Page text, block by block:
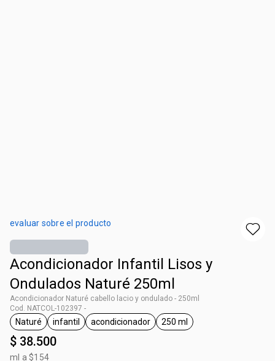
evaluar sobre el producto
Acondicionador Infantil Lisos y
Ondulados Naturé 250ml
Acondicionador Naturé cabello lacio y ondulado - 250ml
Cod. NATCOL-102397 -
general.tag Naturé
Naturé
general.tag infantil
infantil
general.tag acondicionador
acondicionador
general.tag 250 ml
250 ml
$ 38.500
ml a $154